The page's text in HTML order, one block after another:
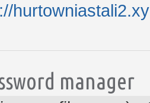
manager